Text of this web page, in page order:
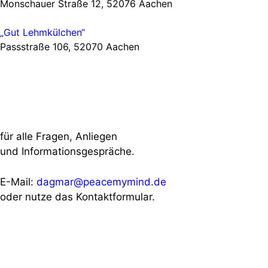
Monschauer Straße 12, 52076 Aachen
„Gut Lehmkülchen“
Passstraße 106, 52070 Aachen
für alle Fragen, Anliegen
und Informationsgespräche.
E-Mail: dagmar@peacemymind.de
oder nutze das Kontaktformular.